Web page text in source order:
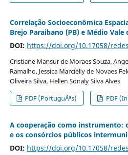
Correlação Socioeconômica
Brejo Paraibano (PB) e Médio Vale
DOI: https://doi.org/10.17058/
Cristiane Mansur de Moraes Souza,
Ramalho, Jessica Marciélly de Novaes
Oliveira Silva, Hellen Sonaly Silva Alves
PDF (PortuguÃªs)
PDF
A cooperação como instrumento:
e os consórcios públicos
DOI: https://doi.org/10.17058/